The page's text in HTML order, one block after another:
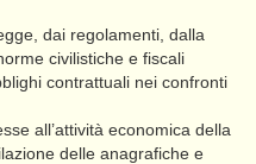
dai regolamenti, dalla
civilistiche e fiscali
contrattuali nei confronti
all’attività economica della
delle anagrafiche e